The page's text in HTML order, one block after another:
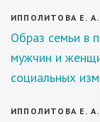
ИППОЛИТОВА Е. А.
Образ семьи в
мужчин и
социальных
ИППОЛИТОВА Е.